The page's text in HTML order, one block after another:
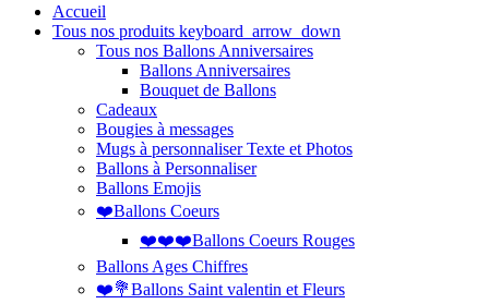
Accueil
Tous nos produits keyboard_arrow_down
Tous nos Ballons Anniversaires
Ballons Anniversaires
Bouquet de Ballons
Cadeaux
Bougies à messages
Mugs à personnaliser Texte et Photos
Ballons à Personnaliser
Ballons Emojis
❤️Ballons Coeurs
❤️❤️❤️Ballons Coeurs Rouges
Ballons Ages Chiffres
❤️💐Ballons Saint valentin et Fleurs